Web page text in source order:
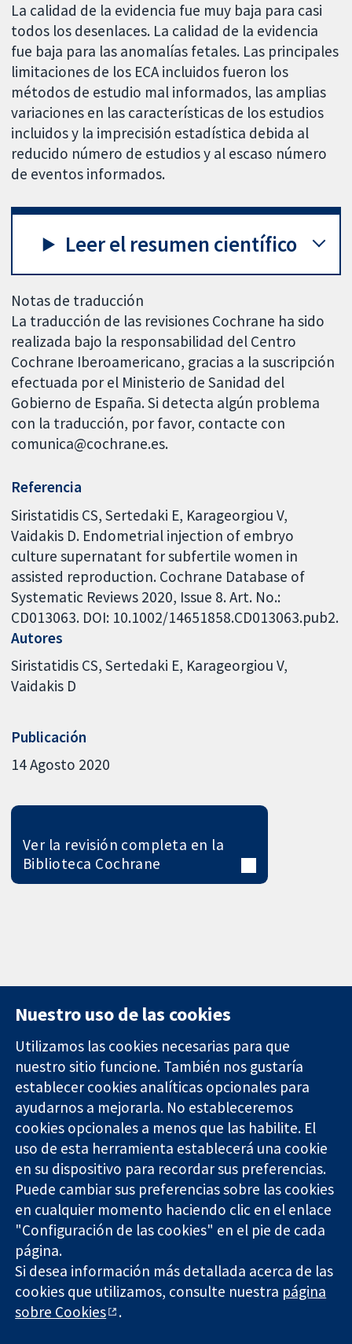
La calidad de la evidencia fue muy baja para casi
todos los desenlaces. La calidad de la evidencia
fue baja para las anomalías fetales. Las principales
limitaciones de los ECA incluidos fueron los
métodos de estudio mal informados, las amplias
variaciones en las características de los estudios
incluidos y la imprecisión estadística debida al
reducido número de estudios y al escaso número
de eventos informados.
Leer el resumen científico
Notas de traducción
La traducción de las revisiones Cochrane ha sido
realizada bajo la responsabilidad del Centro
Cochrane Iberoamericano, gracias a la suscripción
efectuada por el Ministerio de Sanidad del
Gobierno de España. Si detecta algún problema
con la traducción, por favor, contacte con
comunica@cochrane.es.
Referencia
Siristatidis CS, Sertedaki E, Karageorgiou V,
Vaidakis D. Endometrial injection of embryo
culture supernatant for subfertile women in
assisted reproduction. Cochrane Database of
Systematic Reviews 2020, Issue 8. Art. No.:
CD013063. DOI: 10.1002/14651858.CD013063.pub2.
Autores
Siristatidis CS Sertedaki E Karageorgiou V
Vaidakis D
Publicación
14 Agosto 2020
Ver la revisión completa en la
Biblioteca Cochrane
Evidencia fiable.
Decisiones
informadas.
Mejor salud.
11-13 Cavendish
Square
Londres
W1G 0AN
Reino Unido
Contacto
Noticias
Prensa
Sobre
nosotros
Empleo
Cochrane
Library
The Cochrane Collaboration is a charity (no. 1045921) and a
company limited by guarantee (no. 03044323) registered in
England & Wales. VAT registration number GB 718 2127 49.
Copyright © 2026 The Cochrane Collaboration
Nuestro uso de las cookies
Utilizamos las cookies necesarias para que
nuestro sitio funcione. También nos gustaría
establecer cookies analíticas opcionales para
ayudarnos a mejorarla. No estableceremos
cookies opcionales a menos que las habilite. El
uso de esta herramienta establecerá una cookie
en su dispositivo para recordar sus preferencias.
Puede cambiar sus preferencias sobre las cookies
en cualquier momento haciendo clic en el enlace
"Configuración de las cookies" en el pie de cada
página.
Si desea información más detallada acerca de las
cookies que utilizamos, consulte nuestra página
sobre Cookies
.